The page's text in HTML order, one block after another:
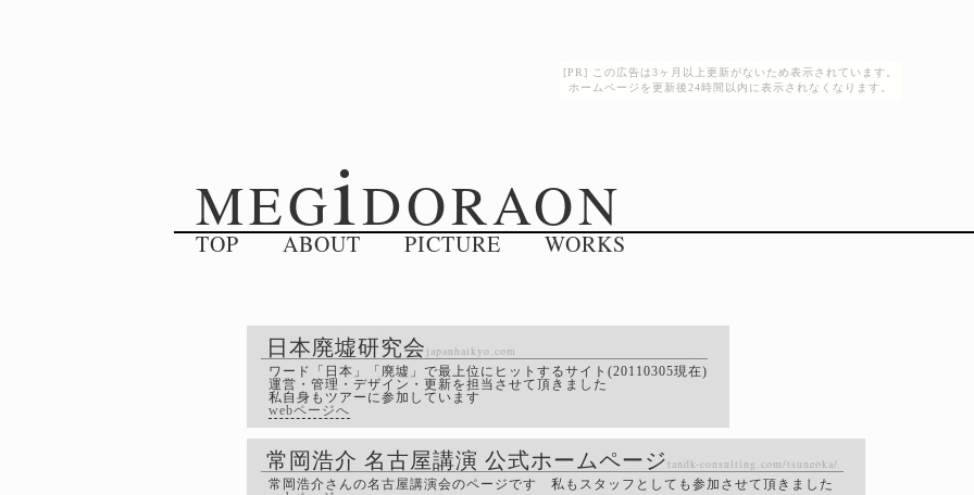
[PR] この広告は3ヶ月以上更新がないため表示されています。
ホームページを更新後24時間以内に表示されなくなります。
MEGiDORAON
TOP ABOUT PICTURE WORKS
日本廃墟研究会 japanhaikyo.com
ワード「日本」「廃墟」で最上位にヒットするサイト(20110305現在)
運営・管理・デザイン・更新を担当させて頂きました
私自身もツアーに参加しています
webページへ
常岡浩介 名古屋講演 公式ホームページtandk-consulting.com/tsuneoka/
常岡浩介さんの名古屋講演会のページです 私もスタッフとしても参加させて頂きました